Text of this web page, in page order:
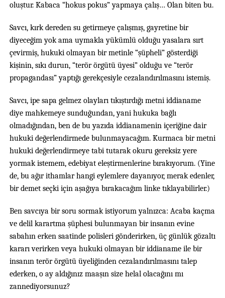
oluştur. Kabaca “hokus pokus” yapmaya çalış… Olan biten bu.
Savcı, kırk dereden su getirmeye çalışmış, gayretine bir
diyeceğim yok ama uymakla yükümlü olduğu yasalara sırt
çevirmiş, hukuki olmayan bir metinle “şüpheli” gösterdiği
kişinin, sıkı durun, “terör örgütü üyesi” olduğu ve “terör
propagandası” yaptığı gerekçesiyle cezalandırılmasını istemiş.
Savcı, ipe sapa gelmez olayları tıkıştırdığı metni iddianame
diye mahkemeye sunduğundan, yani hukuka bağlı
olmadığından, ben de bu yazıda iddianamenin içeriğine dair
hukuki değerlendirmede bulunmayacağım. Kurmaca bir metni
hukuki değerlendirmeye tabi tutarak okuru gereksiz yere
yormak istemem, edebiyat eleştirmenlerine bırakıyorum. (Yine
de, bu ağır ithamlar hangi eylemlere dayanıyor, merak edenler,
bir demet seçki için aşağıya bırakacağım linke tıklayabilirler.)
Ben savcıya bir soru sormak istiyorum yalnızca: Acaba kaçma
ve delil karartma şüphesi bulunmayan bir insanın evine
sabahın erken saatinde polisleri gönderirken, üç günlük gözaltı
kararı verirken veya hukuki olmayan bir iddianame ile bir
insanın terör örgütü üyeliğinden cezalandırılmasını talep
ederken, o ay aldığınız maaşın size helal olacağını mı
zannediyorsunuz?